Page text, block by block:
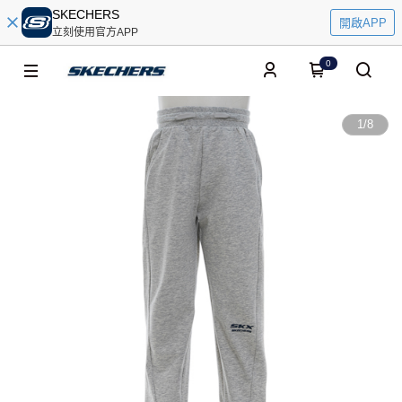
SKECHERS
立刻使用官方APP
開啟APP
0
1/8